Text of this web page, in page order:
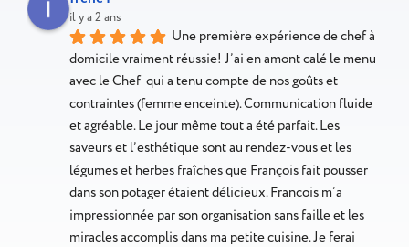
il y a 2 ans
Une première expérience de chef à
domicile vraiment réussie! J’ai en amont calé le menu
avec le Chef  qui a tenu compte de nos goûts et
contraintes (femme enceinte). Communication fluide
et agréable. Le jour même tout a été parfait. Les
saveurs et l’esthétique sont au rendez-vous et les
légumes et herbes fraîches que François fait pousser
dans son potager étaient délicieux. Francois m’a
impressionnée par son organisation sans faille et les
miracles accomplis dans ma petite cuisine. Je ferai